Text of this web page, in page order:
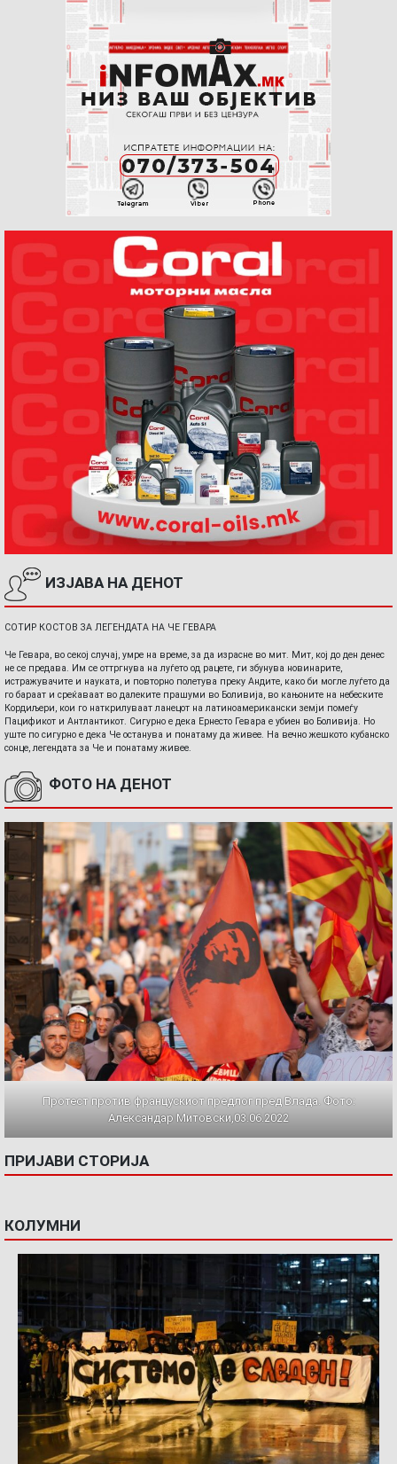
ИЗЈАВА НА ДЕНОТ
СОТИР КОСТОВ ЗА ЛЕГЕНДАТА НА ЧЕ ГЕВАРА
Че Гевара, во секој случај, умре на време, за да израсне во мит. Мит, кој до ден денес
не се предава. Им се оттргнува на луѓето од рацете, ги збунува новинарите,
истражувачите и науката, и повторно полетува преку Андите, како би могле луѓето да
го бараат и среќаваат во далеките прашуми во Боливија, во кањоните на небеските
Кордиљери, кои го наткрилуваат ланецот на латиноамерикански земји помеѓу
Пацификот и Антлантикот. Сигурно е дека Ернесто Гевара е убиен во Боливија. Но
уште по сигурно е дека Че останува и понатаму да живее. На вечно жешкото кубанско
сонце, легендата за Че и понатаму живее.
ФОТО НА ДЕНОТ
Протест против францускиот предлог пред Влада. Фото:
Александар Митовски,03.06.2022
ПРИЈАВИ СТОРИЈА
КОЛУМНИ